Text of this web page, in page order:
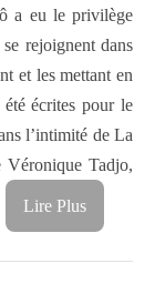
a eu le privilège
rejoignent dans
et les mettant en
écrites pour le
l’intimité de La
Tadjo,
Lire Plus